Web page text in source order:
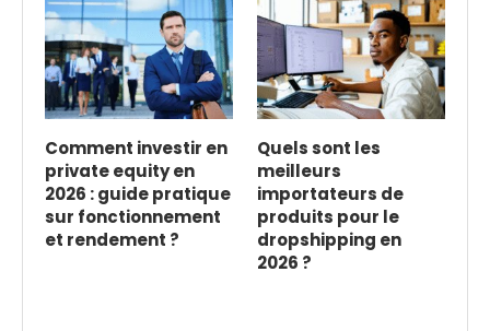
Comment investir en
private equity en
2026 : guide pratique
sur fonctionnement
et rendement ?
Quels sont les
meilleurs
importateurs de
produits pour le
dropshipping en
2026 ?